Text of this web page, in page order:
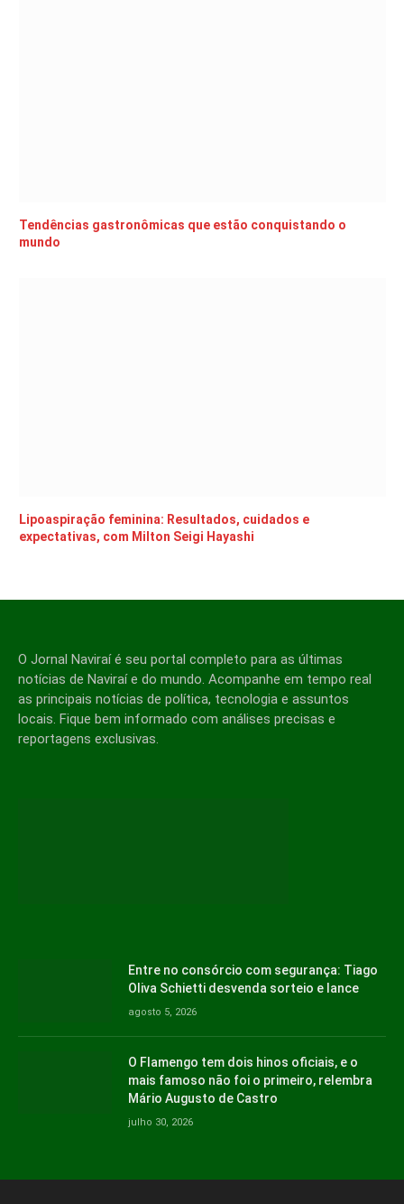
Tendências gastronômicas que estão conquistando o
mundo
Lipoaspiração feminina: Resultados, cuidados e
expectativas, com Milton Seigi Hayashi
O Jornal Naviraí é seu portal completo para as últimas
notícias de Naviraí e do mundo. Acompanhe em tempo real
as principais notícias de política, tecnologia e assuntos
locais. Fique bem informado com análises precisas e
reportagens exclusivas.
Entre no consórcio com segurança: Tiago
Oliva Schietti desvenda sorteio e lance
agosto 5, 2026
O Flamengo tem dois hinos oficiais, e o
mais famoso não foi o primeiro, relembra
Mário Augusto de Castro
julho 30, 2026